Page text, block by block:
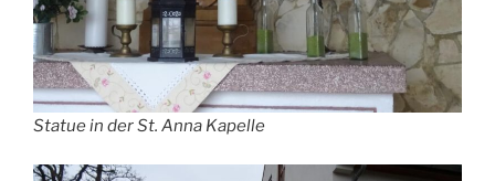
Statue in der St. Anna Kapelle